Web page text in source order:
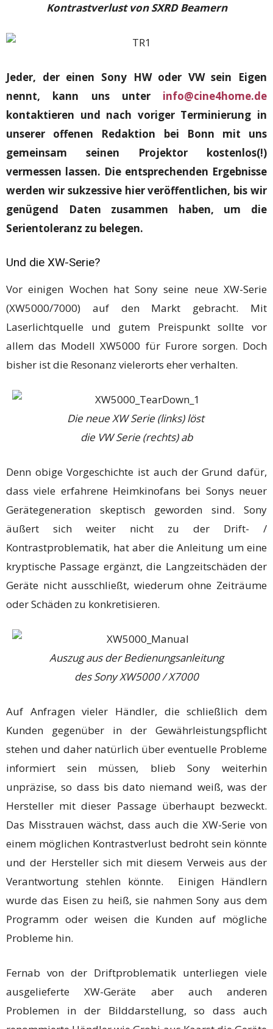
Kontrastverlust von SXRD Beamern
Jeder, der einen Sony HW oder VW sein Eigen
nennt, kann uns unter info@cine4home.de
kontaktieren und nach voriger Terminierung in
unserer offenen Redaktion bei Bonn mit uns
gemeinsam seinen Projektor kostenlos(!)
vermessen lassen. Die entsprechenden Ergebnisse
werden wir sukzessive hier veröffentlichen, bis wir
genügend Daten zusammen haben, um die
Serientoleranz zu belegen.
Und die XW-Serie?
Vor einigen Wochen hat Sony seine neue XW-Serie
(XW5000/7000) auf den Markt gebracht. Mit
Laserlichtquelle und gutem Preispunkt sollte vor
allem das Modell XW5000 für Furore sorgen. Doch
bisher ist die Resonanz vielerorts eher verhalten.
Die neue XW Serie (links) löst
die VW Serie (rechts) ab
Denn obige Vorgeschichte ist auch der Grund dafür,
dass viele erfahrene Heimkinofans bei Sonys neuer
Gerätegeneration skeptisch geworden sind. Sony
äußert sich weiter nicht zu der Drift- /
Kontrastproblematik, hat aber die Anleitung um eine
kryptische Passage ergänzt, die Langzeitschäden der
Geräte nicht ausschließt, wiederum ohne Zeiträume
oder Schäden zu konkretisieren.
Auszug aus der Bedienungsanleitung
des Sony XW5000 / X7000
Auf Anfragen vieler Händler, die schließlich dem
Kunden gegenüber in der Gewährleistungspflicht
stehen und daher natürlich über eventuelle Probleme
informiert sein müssen, blieb Sony weiterhin
unpräzise, so dass bis dato niemand weiß, was der
Hersteller mit dieser Passage überhaupt bezweckt.
Das Misstrauen wächst, dass auch die XW-Serie von
einem möglichen Kontrastverlust bedroht sein könnte
und der Hersteller sich mit diesem Verweis aus der
Verantwortung stehlen könnte. Einigen Händlern
wurde das Eisen zu heiß, sie nahmen Sony aus dem
Programm oder weisen die Kunden auf mögliche
Probleme hin.
Fernab von der Driftproblematik unterliegen viele
ausgelieferte XW-Geräte aber auch anderen
Problemen in der Bilddarstellung, so dass auch